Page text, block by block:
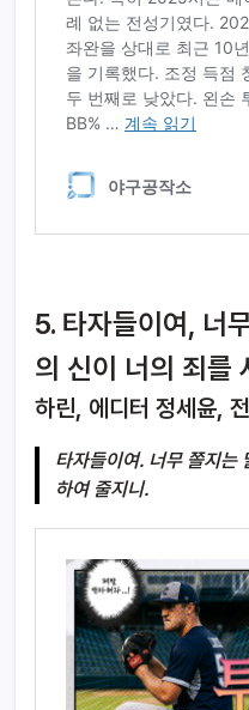
5. 타자들이여, 너
의 신이 너의 죄를
하린, 에디터 정세윤,
타자들이여. 너무 쫄지는
하여 줄지니.